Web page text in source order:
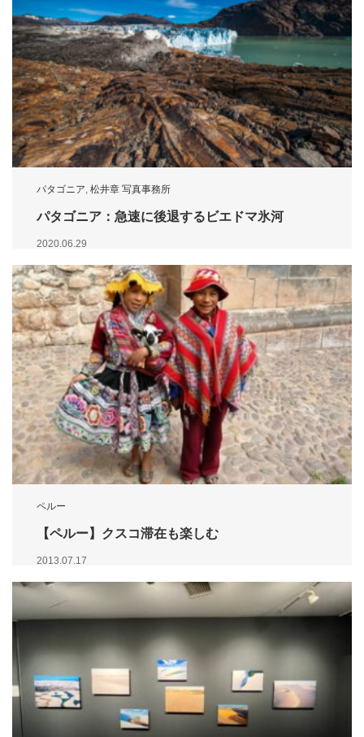
パタゴニア, 松井章 写真事務所
パタゴニア：急速に後退するビエドマ氷河
2020.06.29
ペルー
【ペルー】クスコ滞在も楽しむ
2013.07.17